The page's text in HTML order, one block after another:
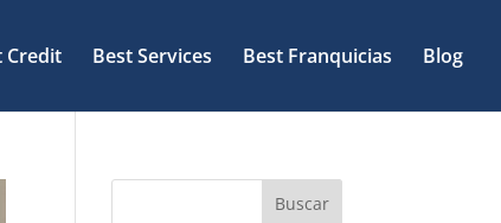
Credit Best Services Best Franquicias Blog